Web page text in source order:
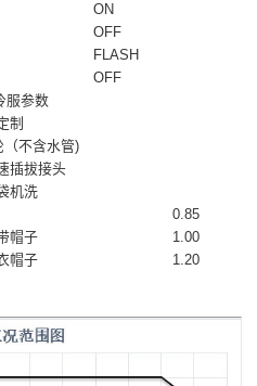
ON
OFF
FLASH
OFF
服参数
制
（不含水管)
插拔接头
机洗
0.85
帽子
1.00
帽子
1.20